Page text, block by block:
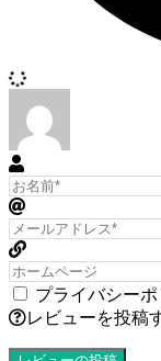
プライバシー
レビューを投稿